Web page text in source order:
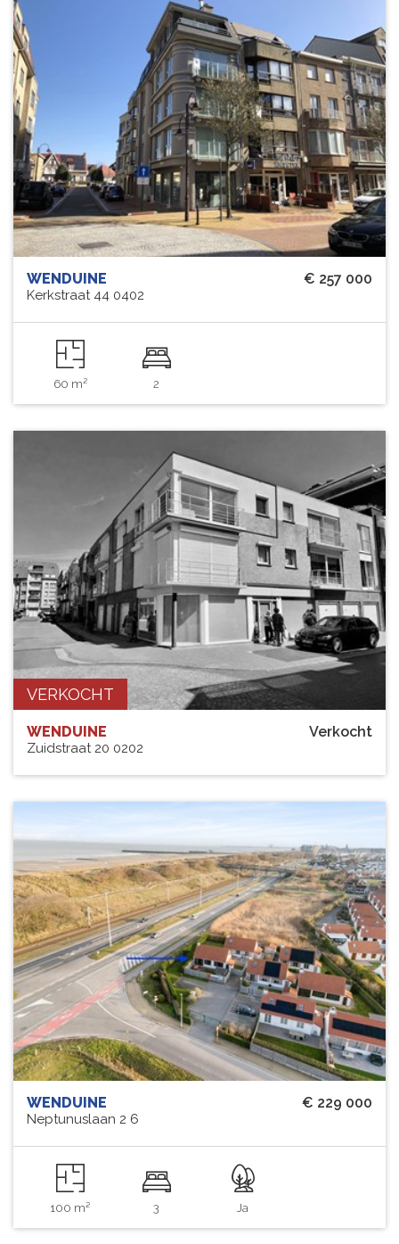
€ 257 000
WENDUINE
Kerkstraat 44 0402
60 m² 2
VERKOCHT
Verkocht
WENDUINE
Zuidstraat 20 0202
€ 229 000
WENDUINE
Neptunuslaan 2 6
100 m² 3 Ja